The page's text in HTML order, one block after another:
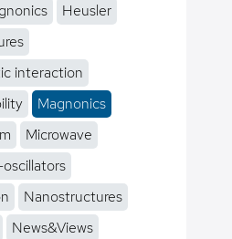
Heusler
interaction
Magnonics
Microwave
Nanostructures
News&Views